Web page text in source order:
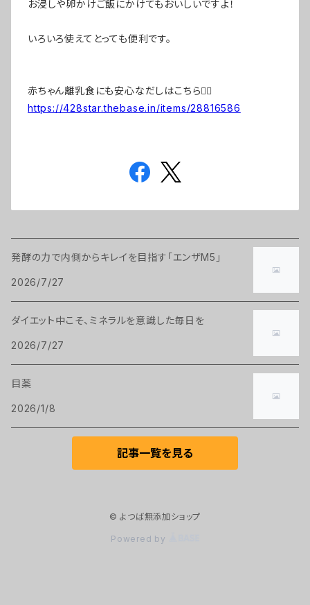
お浸しや卵かけご飯にかけてもおいしいですよ！
いろいろ使えてとっても便利です。
赤ちゃん離乳食にも安心なだしはこちら💁‍♀️
https://428star.thebase.in/items/28816586
発酵の力で内側からキレイを目指す「エンザM5」
2026/7/27
ダイエット中こそ、ミネラルを意識した毎日を
2026/7/27
目薬
2026/1/8
記事一覧を見る
© よつば無添加ショップ
Powered by